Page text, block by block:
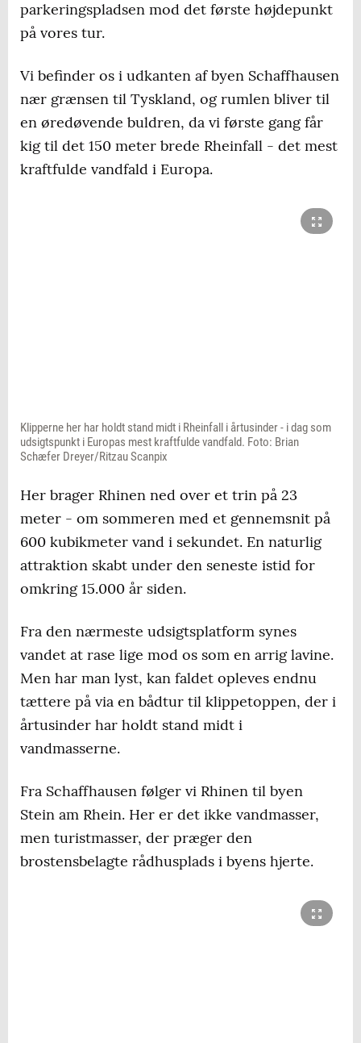
parkeringspladsen mod det første højdepunkt
på vores tur.
Vi befinder os i udkanten af byen Schaffhausen
nær grænsen til Tyskland, og rumlen bliver til
en øredøvende buldren, da vi første gang får
kig til det 150 meter brede Rheinfall - det mest
kraftfulde vandfald i Europa.
Klipperne her har holdt stand midt i Rheinfall i årtusinder - i dag som
udsigtspunkt i Europas mest kraftfulde vandfald. Foto: Brian
Schæfer Dreyer/Ritzau Scanpix
Her brager Rhinen ned over et trin på 23
meter - om sommeren med et gennemsnit på
600 kubikmeter vand i sekundet. En naturlig
attraktion skabt under den seneste istid for
omkring 15.000 år siden.
Fra den nærmeste udsigtsplatform synes
vandet at rase lige mod os som en arrig lavine.
Men har man lyst, kan faldet opleves endnu
tættere på via en bådtur til klippetoppen, der i
årtusinder har holdt stand midt i
vandmasserne.
Fra Schaffhausen følger vi Rhinen til byen
Stein am Rhein. Her er det ikke vandmasser,
men turistmasser, der præger den
brostensbelagte rådhusplads i byens hjerte.